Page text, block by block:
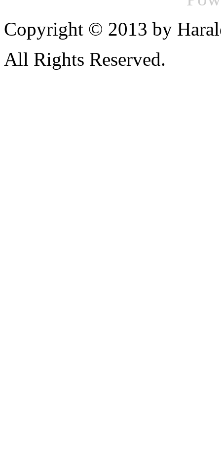
Copyright © 2013 by
All Rights Reserved.